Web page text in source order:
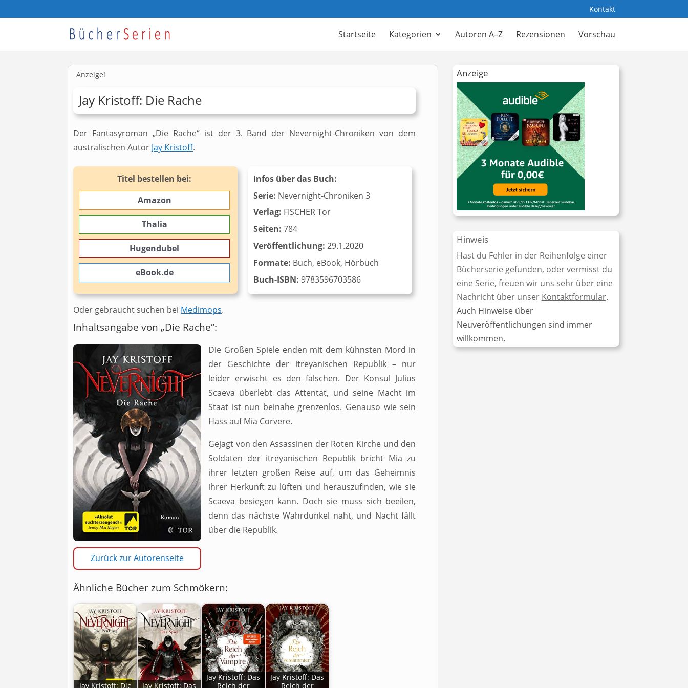
Kontakt
Startseite Kategorien Autoren A–Z Rezensionen Vorschau
Anzeige!
Jay Kristoff: Die Rache
Der Fantasyroman „Die Rache“ ist der 3. Band der Nevernight-Chroniken von dem
australischen Autor Jay Kristoff.
Titel bestellen bei:
Amazon
Thalia
Hugendubel
eBook.de
Infos über das Buch:
Serie: Nevernight-Chroniken 3
Verlag: FISCHER Tor
Seiten: 784
Veröffentlichung: 29.1.2020
Formate: Buch, eBook, Hörbuch
Buch-ISBN: ‎‎ 9783596703586
Oder gebraucht suchen bei Medimops.
Inhaltsangabe von „Die Rache“:
Die Großen Spiele enden mit dem kühnsten Mord in
der Geschichte der itreyanischen Republik – nur
leider erwischt es den falschen. Der Konsul Julius
Scaeva überlebt das Attentat, und seine Macht im
Staat ist nun beinahe grenzenlos. Genauso wie sein
Hass auf Mia Corvere.
Gejagt von den Assassinen der Roten Kirche und den
Soldaten der itreyanischen Republik bricht Mia zu
ihrer letzten großen Reise auf, um das Geheimnis
ihrer Herkunft zu lüften und herauszufinden, wie sie
Scaeva besiegen kann. Doch sie muss sich beeilen,
denn das nächste Wahrdunkel naht, und Nacht fällt
über die Republik.
Zurück zur Autorenseite
Ähnliche Bücher zum Schmökern:
Jay Kristoff: Die Jay Kristoff: Das
Jay Kristoff: Das
Reich der
Jay Kristoff: Das
Reich der
Anzeige
Hinweis
Hast du Fehler in der Reihenfolge einer
Bücherserie gefunden, oder vermisst du
eine Serie, freuen wir uns sehr über eine
Nachricht über unser Kontaktformular.
Auch Hinweise über
Neuveröffentlichungen sind immer
willkommen.